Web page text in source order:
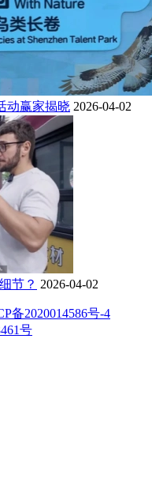
动赢家揭晓 2026-04-02
节？ 2026-04-02
备2020014586号-4
号